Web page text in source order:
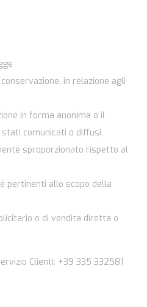
in relazione agli
in forma anonima o il
comunicati o diffusi,
sproporzionato rispetto al
pertinenti allo scopo della
o di vendita diretta o
Clienti: +39 335 332581